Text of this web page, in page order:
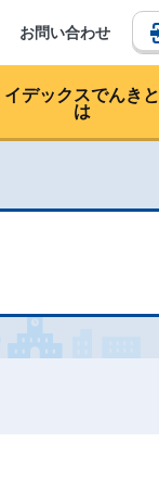
お問い合わせ
イデックスでんきと
は